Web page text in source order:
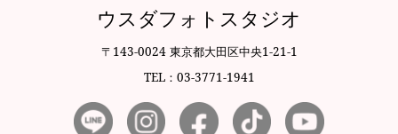
ウスダフォトスタジオ
〒143-0024 東京都大田区中央1-21-1
TEL：03-3771-1941